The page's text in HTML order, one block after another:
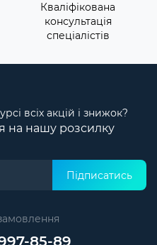
Кваліфікована
консультація
спеціалістів
всіх акцій і знижок?
на нашу розсилку
Підписатись
85-89